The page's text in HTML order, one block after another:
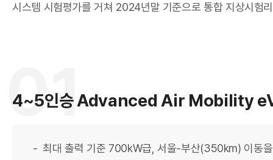
한
시스템 시험평가를 거쳐 2024년말 기준으로 통합 지상시험
01
4~5인승 Advanced Air Mobility
최대 출력 기준 700kW급, 서울-부산(350km) 이동